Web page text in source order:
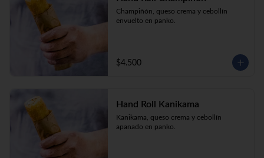
Champiñón, queso crema y cebollín
envuelto en panko.
$4.500
Hand Roll Kanikama
Kanikama, queso crema y cebollín
apanado en panko.